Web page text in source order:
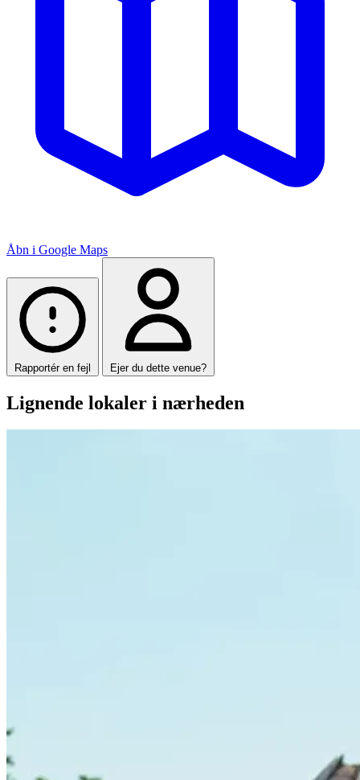
Åbn i Google Maps
Rapportér en fejl Ejer du dette venue?
Lignende lokaler i nærheden